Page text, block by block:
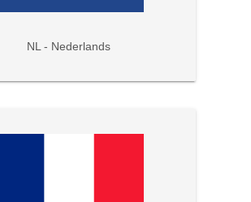
NL - Nederlands